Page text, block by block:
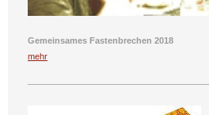
Gemeinsames Fastenbrechen 2018
mehr